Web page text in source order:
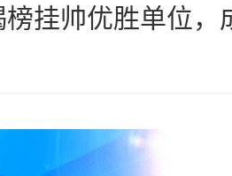
挂帅优胜单位，